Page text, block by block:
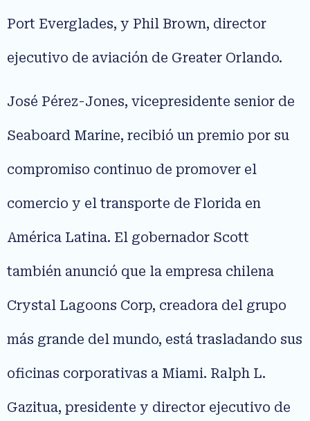
Port Everglades, y Phil Brown, director
ejecutivo de aviación de Greater Orlando.
José Pérez-Jones, vicepresidente senior de
Seaboard Marine, recibió un premio por su
compromiso continuo de promover el
comercio y el transporte de Florida en
América Latina. El gobernador Scott
también anunció que la empresa chilena
Crystal Lagoons Corp, creadora del grupo
más grande del mundo, está trasladando sus
oficinas corporativas a Miami. Ralph L.
Gazitua, presidente y director ejecutivo de